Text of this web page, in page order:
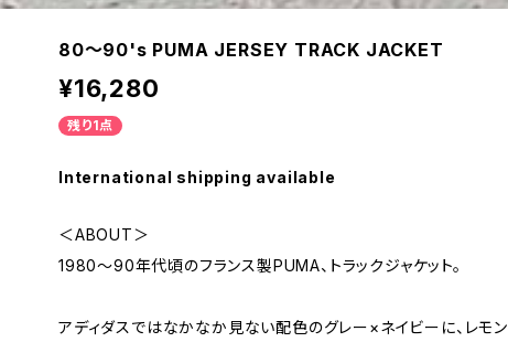
80〜90's PUMA JERSEY TRACK JACKET
¥16,280
残り1点
International shipping available
＜ABOUT＞
1980〜90年代頃のフランス製PUMA、トラックジャケット。
アディダスではなかなか見ない配色のグレー×ネイビーに、レモン